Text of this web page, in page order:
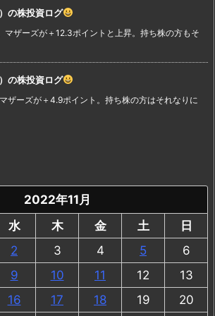
の株投資ログ
マザーズが＋12.3ポイントと上昇。持ち株の方もそ
の株投資ログ
ザーズが＋4.9ポイント。持ち株の方はそれなりに
2022年11月
水 木 金 土
日
2 3 4 5
6
9 10 11 12
13
16 17 18 19
20